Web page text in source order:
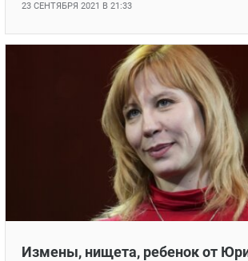
23 СЕНТЯБРЯ 2021 В 21:33
Измены, нищета, ребенок от